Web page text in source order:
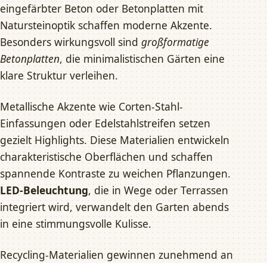
eingefärbter Beton oder Betonplatten mit
Natursteinoptik schaffen moderne Akzente.
Besonders wirkungsvoll sind großformatige
Betonplatten, die minimalistischen Gärten eine
klare Struktur verleihen.
Metallische Akzente wie Corten-Stahl-
Einfassungen oder Edelstahlstreifen setzen
gezielt Highlights. Diese Materialien entwickeln
charakteristische Oberflächen und schaffen
spannende Kontraste zu weichen Pflanzungen.
LED-Beleuchtung, die in Wege oder Terrassen
integriert wird, verwandelt den Garten abends
in eine stimmungsvolle Kulisse.
Recycling-Materialien gewinnen zunehmend an